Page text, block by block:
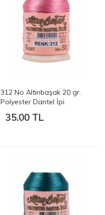
312 No Altınbaşak 20 gr.
Polyester Dantel İpi
35.00 TL